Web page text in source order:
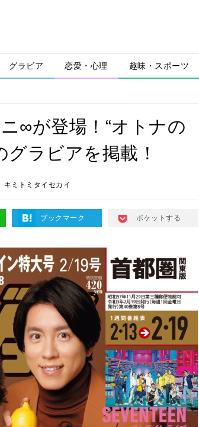
グラビア 恋愛・心理 趣味・スポーツ
∞が登場！“オトナの
ラビアを掲載！
キミトミタイセカイ
ブックマーク ポケットする